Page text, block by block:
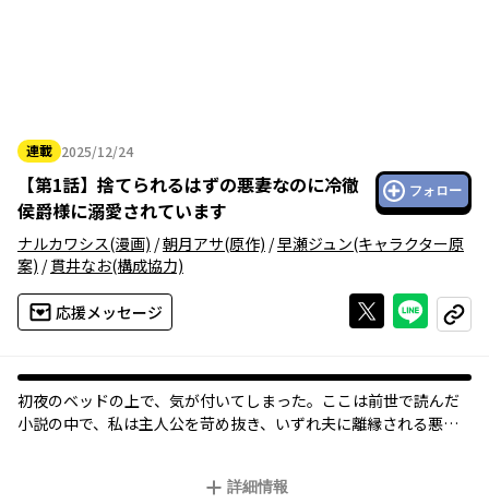
連載 2025/12/24
2025年12月24日
【第1話】 捨てられるはずの悪妻なのに冷徹
侯爵様に溺愛されています
フォロー
ナルカワシス(漫画) /朝月アサ(原作) /早瀬ジュン(キャラクター原
案) /貫井なお(構成協力)
応援メッセージ Xで投稿する
ライン
コピー
初夜のベッドの上で、気が付いてしまった―――。ここは前世で読んだ
小説の中で、私は主人公を苛め抜き、いずれ夫に離縁される悪
私は平和に、穏便に離縁してみせる！だけど冷徹なはずの夫の様
詳細情報